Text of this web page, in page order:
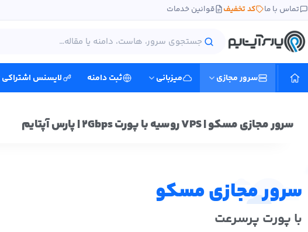
تماس با ما کد تخفیف قوانین خدمات
سرور مجازی میزبانی ثبت دامنه لایسنس اشتراکی
سرور مجازی مسکو | VPS روسیه با پورت 2Gbps | پارس آپتایم
سرور مجازی مسکو
با پورت پرسرعت